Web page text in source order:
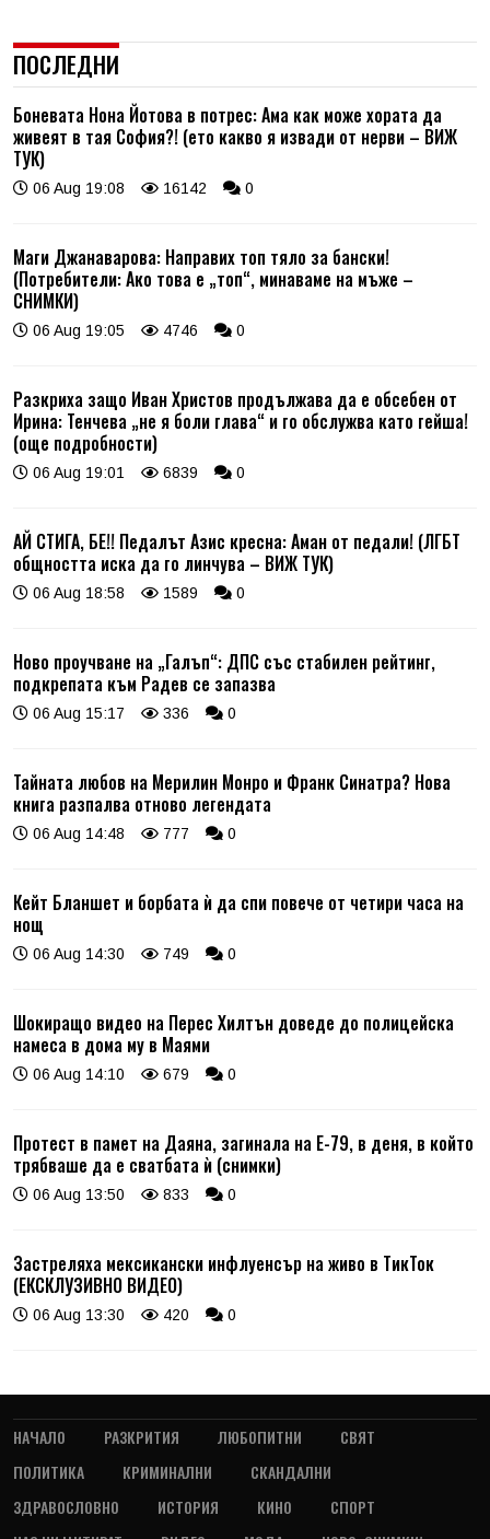
ПОСЛЕДНИ
Боневата Нона Йотова в потрес: Ама как може хората да
живеят в тая София?! (ето какво я извади от нерви – ВИЖ
ТУК)
06 Aug 19:08 16142 0
Маги Джанаварова: Направих топ тяло за бански!
(Потребители: Ако това е „топ“, минаваме на мъже –
СНИМКИ)
06 Aug 19:05 4746 0
Разкриха защо Иван Христов продължава да е обсебен от
Ирина: Тенчева „не я боли глава“ и го обслужва като гейша!
(още подробности)
06 Aug 19:01 6839 0
АЙ СТИГА, БЕ!! Педалът Азис кресна: Аман от педали! (ЛГБТ
общността иска да го линчува – ВИЖ ТУК)
06 Aug 18:58 1589 0
Ново проучване на „Галъп“: ДПС със стабилен рейтинг,
подкрепата към Радев се запазва
06 Aug 15:17 336 0
Тайната любов на Мерилин Монро и Франк Синатра? Нова
книга разпалва отново легендата
06 Aug 14:48 777 0
Кейт Бланшет и борбата ѝ да спи повече от четири часа на
нощ
06 Aug 14:30 749 0
Шокиращо видео на Перес Хилтън доведе до полицейска
намеса в дома му в Маями
06 Aug 14:10 679 0
Протест в памет на Даяна, загинала на Е-79, в деня, в който
трябваше да е сватбата ѝ (снимки)
06 Aug 13:50 833 0
Застреляха мексикански инфлуенсър на живо в ТикТок
(ЕКСКЛУЗИВНО ВИДЕО)
06 Aug 13:30 420 0
НАЧАЛО РАЗКРИТИЯ ЛЮБОПИТНИ
СВЯТ
ПОЛИТИКА
КРИМИНАЛНИ
СКАНДАЛНИ
ЗДРАВОСЛОВНО
ИСТОРИЯ КИНО
СПОРТ